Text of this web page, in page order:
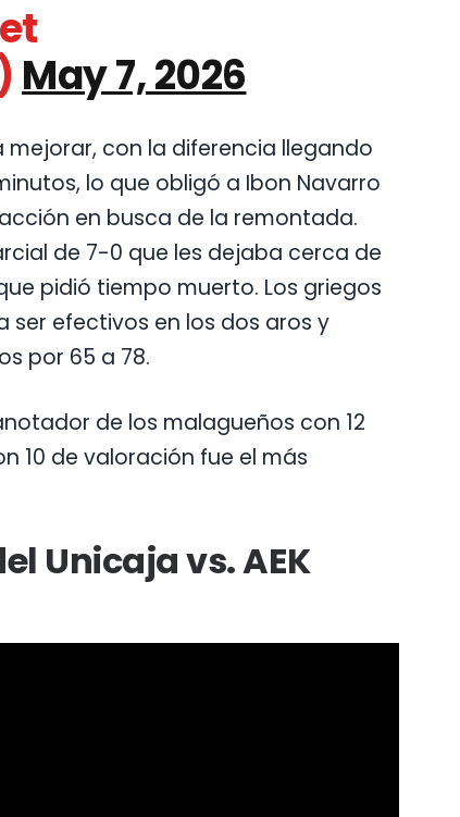
May 7, 2026
con la diferencia llegando
lo que obligó a Ibon Navarro
en busca de la remontada.
de 7-0 que les dejaba cerca de
pidió tiempo muerto. Los griegos
efectivos en los dos aros y
por 65 a 78.
de los malagueños con 12
10 de valoración fue el más
Unicaja vs. AEK